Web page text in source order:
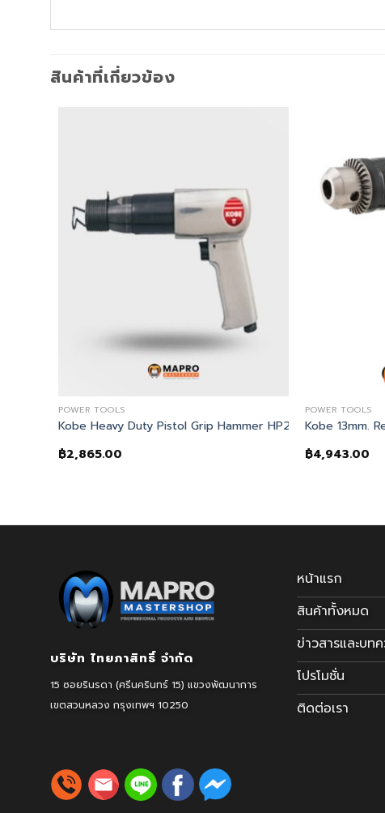
สินค้าที่เกี่ยวข้อง
POWER TOOLS
Kobe Heavy Duty Pistol Grip Hammer HP2190
฿2,865.00
POWER TOOLS
Kobe 13mm.
฿4,943.00
TESTING & BRAKE BLEEDING KIT
บริษัท ไทยภาสิทธิ์ จำกัด
15 ซอยรินรดา (ศรีนครินทร์ 15) แขวงพัฒนาการ
เขตสวนหลวง กรุงเทพฯ 10250
หน้าแรก
สินค้าทั้งหมด
ข่าวสารและบท
โปรโมชั่น
ติดต่อเรา